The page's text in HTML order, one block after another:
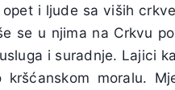
opet i ljude sa viših
se u njima na Crkvu
i suradnje. Lajici
kršćanskom moralu.